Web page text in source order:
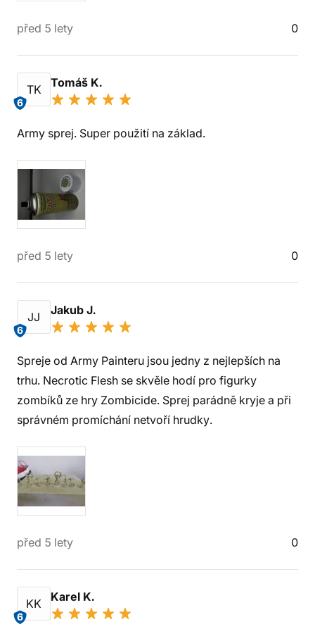
před 5 lety 0
TK
6
Tomáš K.
Army sprej. Super použití na základ.
před 5 lety 0
JJ
6
Jakub J.
Spreje od Army Painteru jsou jedny z nejlepších na
trhu. Necrotic Flesh se skvěle hodí pro figurky
zombíků ze hry Zombicide. Sprej parádně kryje a při
správném promíchání netvoří hrudky.
před 5 lety 0
KK
6
Karel K.